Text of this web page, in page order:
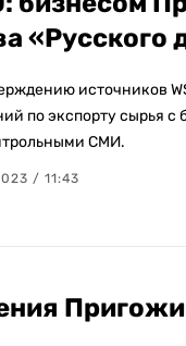
источников
по экспорту сырья
СМИ.
/ 11:43